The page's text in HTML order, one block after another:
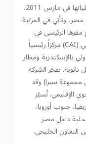
تأسست طيران النيل عام 2006 وبدأت عملياتها في مارس 2011،
وتأتي في المرتبة
مقرها الرئيسي في
القاهرة، مصر، وتتخذ من مطار القاهرة الدولي (CAI) مركزاً رئيسياً
بالإسكندرية ومطار
تفخر الشركة
مجموعة سيرا) وقد
الإقليمي. تُسيّر
أفريقيا، جنوب أوروبا،
داخل مصر
الخليجي.